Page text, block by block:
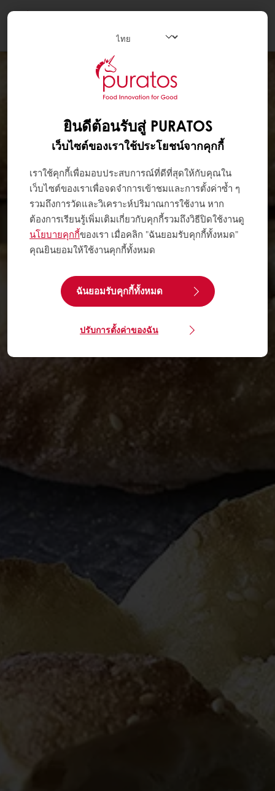
ยินดีต้อนรับสู่ PURATOS
เว็บไซต์ของเราใช้ประโยชน์จากคุกกี้
เราใช้คุกกี้เพื่อมอบประสบการณ์ที่ดีที่สุดให้กับคุณใน
เว็บไซต์ของเราเพื่อจดจำการเข้าชมและการตั้งค่าซ้ำ ๆ
รวมถึงการวัดและวิเคราะห์ปริมาณการใช้งาน หาก
ต้องการเรียนรู้เพิ่มเติมเกี่ยวกับคุกกี้รวมถึงวิธีปิดใช้งานดู
นโยบายคุกกี้ของเรา เมื่อคลิก "ฉันยอมรับคุกกี้ทั้งหมด"
คุณยินยอมให้ใช้งานคุกกี้ทั้งหมด
ฉันยอมรับคุกกี้ทั้งหมด
ปรับการตั้งค่าของฉัน